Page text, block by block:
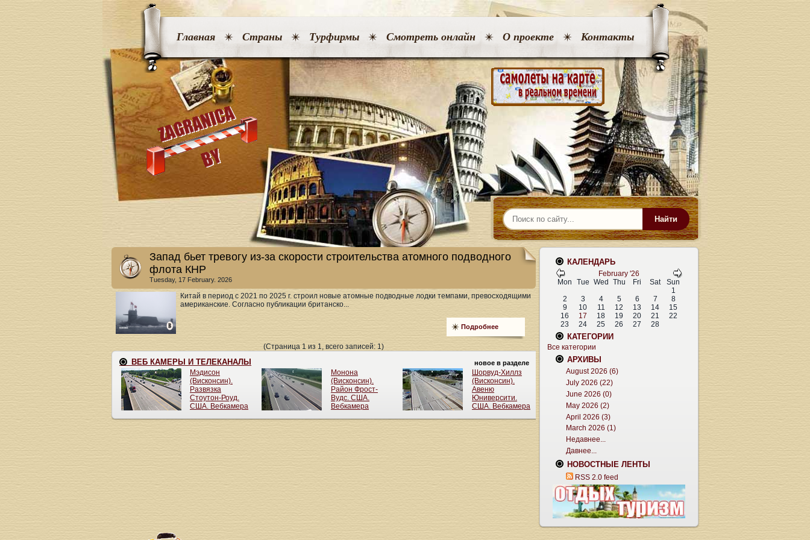
Главная Страны Турфирмы Смотреть онлайн О проекте Контакты
Найти
Запад бьет тревогу из-за скорости строительства атомного подводного
флота КНР
Tuesday, 17 February. 2026
Китай в период с 2021 по 2025 г. строил новые атомные подводные лодки темпами, превосходящими
американские. Согласно публикации британско...
Подробнее
(Страница 1 из 1, всего записей: 1)
КАЛЕНДАРЬ
February '26
Mon
Tue Wed Thu Fri Sat
Sun
1
2
3 4 5 6 7
8
9
10 11 12 13 14
15
16
17 18 19 20 21
22
23
24 25 26 27 28
КАТЕГОРИИ
Все категории
АРХИВЫ
August 2026 (6)
July 2026 (22)
June 2026 (0)
May 2026 (2)
April 2026 (3)
March 2026 (1)
Недавнее...
Давнее...
НОВОСТНЫЕ ЛЕНТЫ
RSS 2.0 feed